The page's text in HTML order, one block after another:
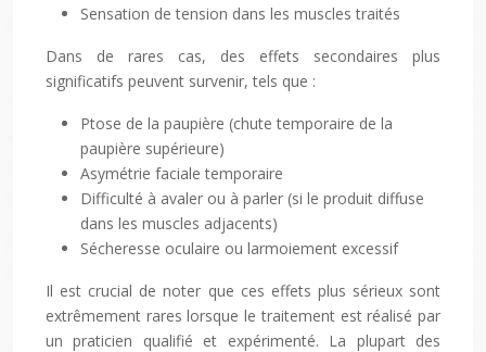
Sensation de tension dans les muscles traités
Dans de rares cas, des effets secondaires plus
significatifs peuvent survenir, tels que :
Ptose de la paupière (chute temporaire de la
paupière supérieure)
Asymétrie faciale temporaire
Difficulté à avaler ou à parler (si le produit diffuse
dans les muscles adjacents)
Sécheresse oculaire ou larmoiement excessif
Il est crucial de noter que ces effets plus sérieux sont
extrêmement rares lorsque le traitement est réalisé par
un praticien qualifié et expérimenté. La plupart des